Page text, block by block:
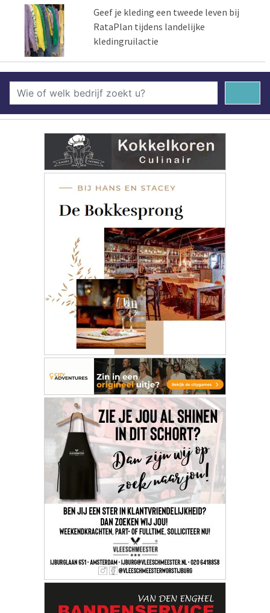
Geef je kleding een tweede leven bij
RataPlan tijdens landelijke
kledingruilactie